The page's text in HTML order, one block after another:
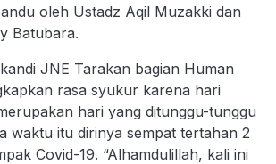
oleh Ustadz Aqil Muzakki dan
Batubara.
JNE Tarakan bagian Human
rasa syukur karena hari
hari yang ditunggu-tunggu
waktu itu dirinya sempat tertahan 2
Covid-19. “Alhamdulillah, kali ini